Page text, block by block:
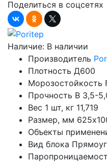
Поделиться в соцсетях
Наличие: В наличии
Производитель
Плотность Д600
Морозостойкость
Прочность B 3,5-
Вес 1 шт, кг 11,719
Размер, мм
Объекты
Вид блока